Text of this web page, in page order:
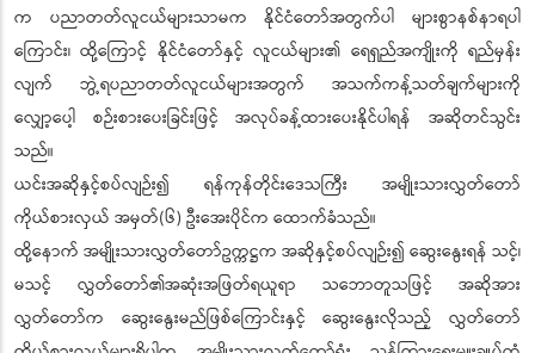
က ပညာတတ်လူငယ်များသာမက နိုင်ငံတော်အတွက်ပါ များစွာနစ်နာရပါ
ကြောင်း၊ ထို့ကြောင့် နိုင်ငံတော်နှင့် လူငယ်များ၏ ရေရှည်အကျိုးကို ရည်မှန်း
လျက် ဘွဲ့ရပညာတတ်လူငယ်များအတွက် အသက်ကန့်သတ်ချက်များကို
လျှော့ပေါ့ စဉ်းစားပေးခြင်းဖြင့် အလုပ်ခန့်ထားပေးနိုင်ပါရန် အဆိုတင်သွင်း
သည်။
ယင်းအဆိုနှင့်စပ်လျဉ်း၍ ရန်ကုန်တိုင်းဒေသကြီး အမျိုးသားလွှတ်တော်
ကိုယ်စားလှယ် အမှတ်(၆) ဦးအေးပိုင်က ထောက်ခံသည်။
ထို့နောက် အမျိုးသားလွှတ်တော်ဥက္ကဋ္ဌက အဆိုနှင့်စပ်လျဉ်း၍ ဆွေးနွေးရန် သင့်၊
မသင့် လွှတ်တော်၏အဆုံးအဖြတ်ရယူရာ သဘောတူသဖြင့် အဆိုအား
လွှတ်တော်က ဆွေးနွေးမည်ဖြစ်ကြောင်းနှင့် ဆွေးနွေးလိုသည့် လွှတ်တော်